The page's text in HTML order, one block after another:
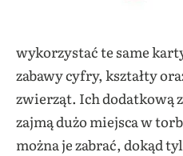
wykorzystać te same
zabawy cyfry, kształty
zwierząt. Ich dodatkową
zajmą dużo miejsca w
można je zabrać, dokąd